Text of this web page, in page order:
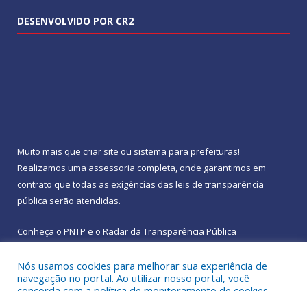
DESENVOLVIDO POR CR2
Muito mais que criar site ou sistema para prefeituras!
Realizamos uma assessoria completa, onde garantimos em
contrato que todas as exigências das leis de transparência
pública serão atendidas.
Conheça o PNTP e o Radar da Transparência Pública
Nós usamos cookies para melhorar sua experiência de
navegação no portal. Ao utilizar nosso portal, você